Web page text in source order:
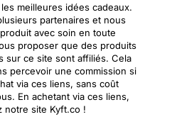
meilleures idées cadeaux.
partenaires et nous
avec soin en toute
proposer que des produits
sur ce site sont affiliés. Cela
percevoir une commission si
via ces liens, sans coût
En achetant via ces liens,
notre site Kyft.co !